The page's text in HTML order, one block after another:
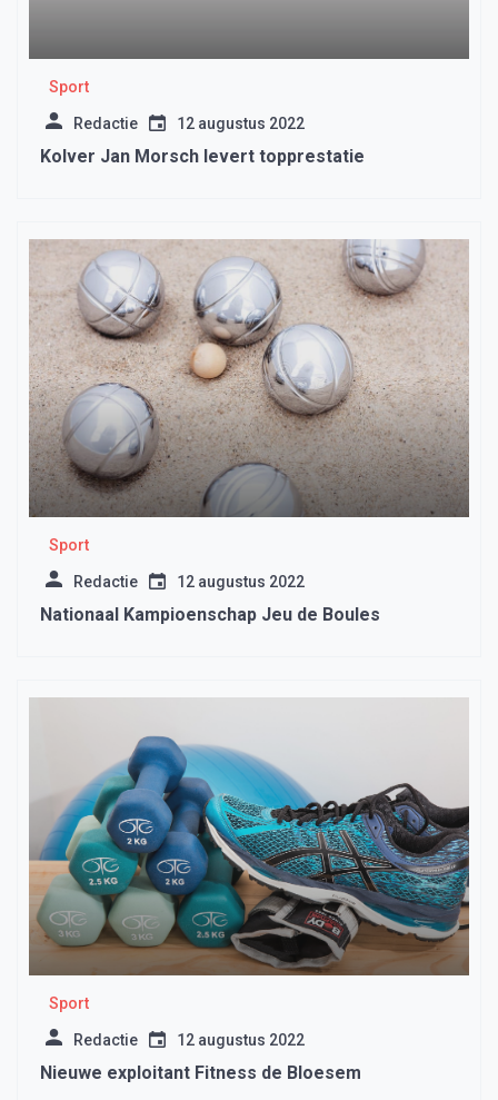
Sport
Redactie 12 augustus 2022
Kolver Jan Morsch levert topprestatie
Sport
Redactie 12 augustus 2022
Nationaal Kampioenschap Jeu de Boules
Sport
Redactie 12 augustus 2022
Nieuwe exploitant Fitness de Bloesem